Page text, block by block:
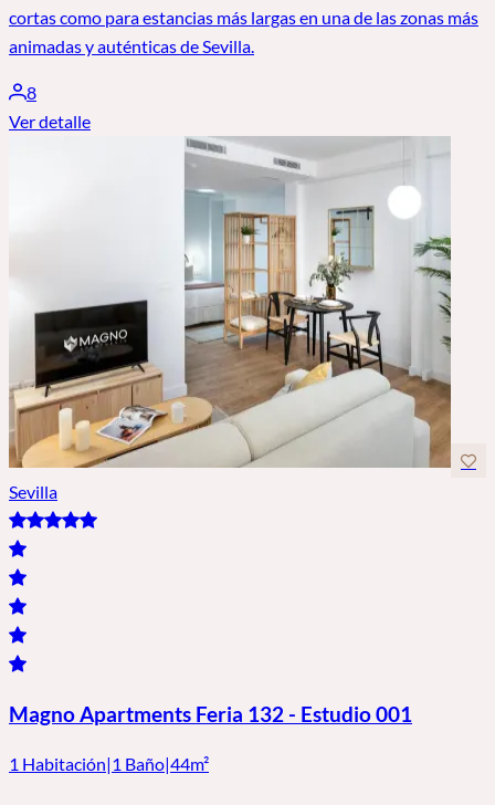
cortas como para estancias más largas en una de las zonas más
animadas y auténticas de Sevilla.
8
Ver detalle
Sevilla
Magno Apartments Feria 132 - Estudio 001
1 Habitación|1 Baño|44m²